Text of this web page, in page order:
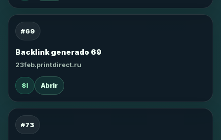
#69
Backlink generado 69
23feb.printdirect.ru
SI Abrir
#73